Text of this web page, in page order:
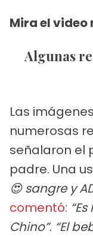
Mira el video
Algunas reacciones en Internet y el
Las
numerosas
señalaron el
padre. Una
😍 sangre y
comentó:
Chino”. “El